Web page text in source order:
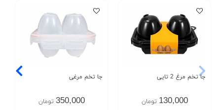
جا تخم مرغ 2 تایی
130,000 تومان
جا تخم مرغی
350,000 تومان